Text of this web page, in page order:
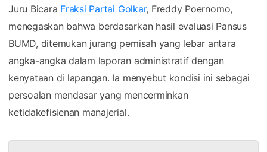
Juru Bicara Fraksi Partai Golkar, Freddy Poernomo,
menegaskan bahwa berdasarkan hasil evaluasi Pansus
BUMD, ditemukan jurang pemisah yang lebar antara
angka-angka dalam laporan administratif dengan
kenyataan di lapangan. Ia menyebut kondisi ini sebagai
persoalan mendasar yang mencerminkan
ketidakefisienan manajerial.